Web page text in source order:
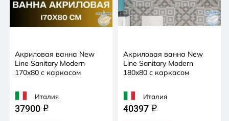
Акриловая ванна New
Line Sanitary Modern
170x80 с каркасом
Италия
37900 q
Акриловая ванна New
Line Sanitary Modern
180x80 с каркасом
Италия
40397 q